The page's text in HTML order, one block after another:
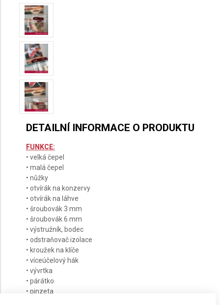
DETAILNÍ INFORMACE O PRODUKTU
FUNKCE:
• velká čepel
• malá čepel
• nůžky
• otvírák na konzervy
• otvírák na láhve
• šroubovák 3 mm
• šroubovák 6 mm
• výstružník, bodec
• odstraňovač izolace
• kroužek na klíče
• víceúčelový hák
• vývrtka
• párátko
• pinzeta